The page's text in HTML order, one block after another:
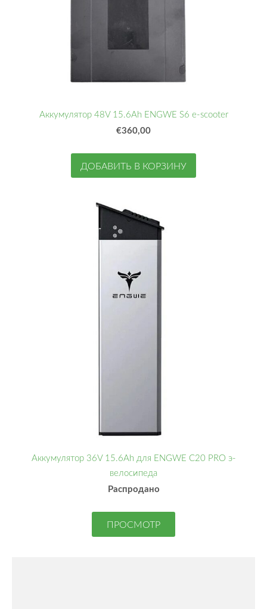
Аккумулятор 48V 15.6Ah ENGWE S6 e-scooter
€360,00
ДОБАВИТЬ В КОРЗИНУ
Аккумулятор 36V 15.6Ah для ENGWE C20 PRO э-
велосипеда
Распродано
ПРОСМОТР